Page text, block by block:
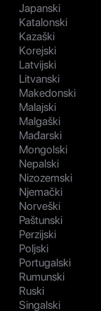
Japanski
Katalonski
Kazaški
Korejski
Latvijski
Litvanski
Makedonski
Malajski
Malgaški
Mađarski
Mongolski
Nepalski
Nizozemski
Njemački
Norveški
Paštunski
Perzijski
Poljski
Portugalski
Rumunski
Ruski
Singalski